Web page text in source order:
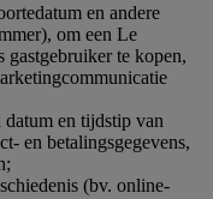
en andere
om een Le
gastgebruiker te kopen,
en tijdstip van
en betalingsgegevens,
(bv. online-